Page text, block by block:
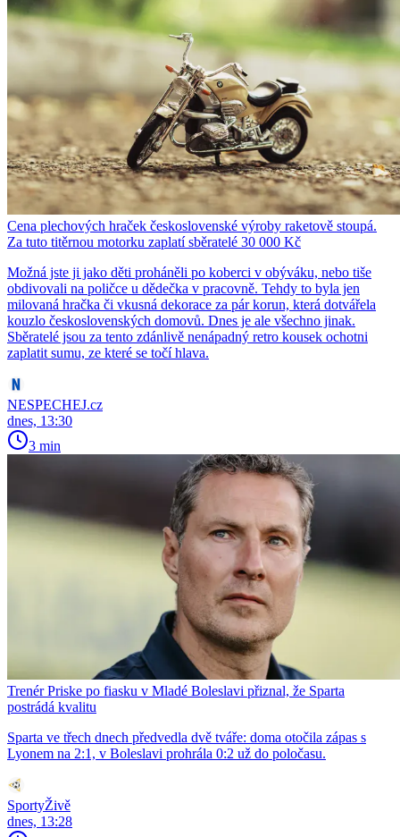
Cena plechových hraček československé výroby raketově stoupá.
Za tuto titěrnou motorku zaplatí sběratelé 30 000 Kč
Možná jste ji jako děti proháněli po koberci v obýváku, nebo tiše
obdivovali na poličce u dědečka v pracovně. Tehdy to byla jen
milovaná hračka či vkusná dekorace za pár korun, která dotvářela
kouzlo československých domovů. Dnes je ale všechno jinak.
Sběratelé jsou za tento zdánlivě nenápadný retro kousek ochotni
zaplatit sumu, ze které se točí hlava.
NESPECHEJ.cz
dnes, 13:30
3 min
Trenér Priske po fiasku v Mladé Boleslavi přiznal, že Sparta
postrádá kvalitu
Sparta ve třech dnech předvedla dvě tváře: doma otočila zápas s
Lyonem na 2:1, v Boleslavi prohrála 0:2 už do poločasu.
SportyŽivě
dnes, 13:28